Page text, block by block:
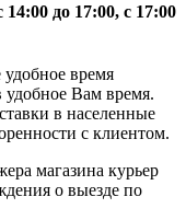
до 17:00, с 17:00
время
удобное Вам время.
в населенные
с клиентом.
магазина курьер
о выезде по